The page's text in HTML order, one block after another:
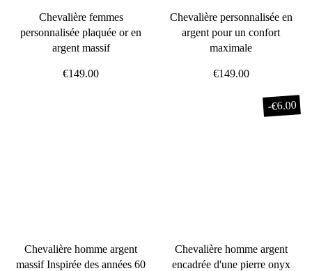
Chevalière femmes
personnalisée plaquée or en
argent massif
€149.00
Chevalière personnalisée en
argent pour un confort
maximale
€149.00
Chevalière homme argent
massif Inspirée des années 60
-€6.00
Chevalière homme argent
encadrée d'une pierre onyx